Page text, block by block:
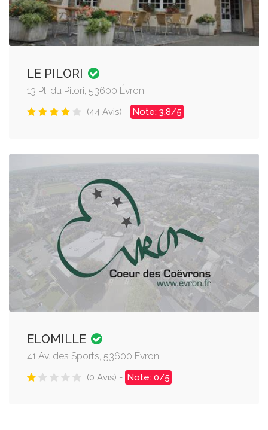
LE PILORI
13 Pl. du Pilori, 53600 Évron
(44 Avis) - Note: 3.8/5
ELOMILLE
41 Av. des Sports, 53600 Évron
(0 Avis) - Note: 0/5